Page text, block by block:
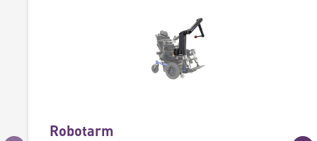
Robotarm